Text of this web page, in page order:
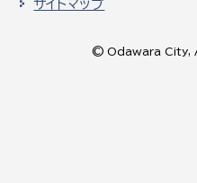
サイトマップ
© Odawara City,